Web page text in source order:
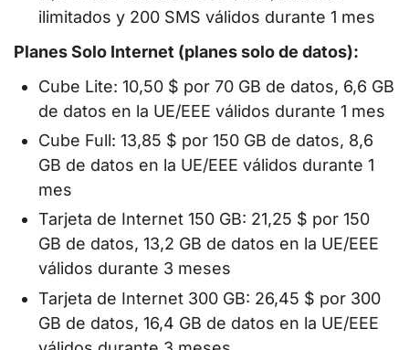
ilimitados y 200 SMS válidos durante 1 mes
Planes Solo Internet (planes solo de datos):
Cube Lite: 10,50 $ por 70 GB de datos, 6,6 GB
de datos en la UE/EEE válidos durante 1 mes
Cube Full: 13,85 $ por 150 GB de datos, 8,6
GB de datos en la UE/EEE válidos durante 1
mes
Tarjeta de Internet 150 GB: 21,25 $ por 150
GB de datos, 13,2 GB de datos en la UE/EEE
válidos durante 3 meses
Tarjeta de Internet 300 GB: 26,45 $ por 300
GB de datos, 16,4 GB de datos en la UE/EEE